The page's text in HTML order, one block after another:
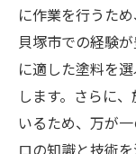
に作業を行うた
貝塚市での経験
に適した塗料を
します。さらに
いるため、万が